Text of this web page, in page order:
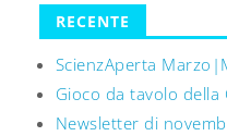
RECENTE
ScienzAperta
Gioco da tavolo della
Newsletter di